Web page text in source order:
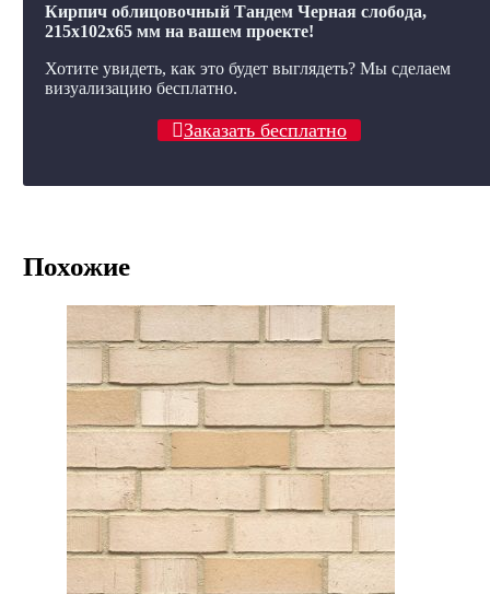
Кирпич облицовочный Тандем Черная слобода,
215x102x65 мм на вашем проекте!
Хотите увидеть, как это будет выглядеть? Мы сделаем
визуализацию бесплатно.
Заказать бесплатно
Похожие